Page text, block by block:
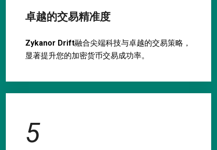
卓越的交易精准度
Zykanor Drift融合尖端科技与卓越的交易策略，
显著提升您的加密货币交易成功率。
5